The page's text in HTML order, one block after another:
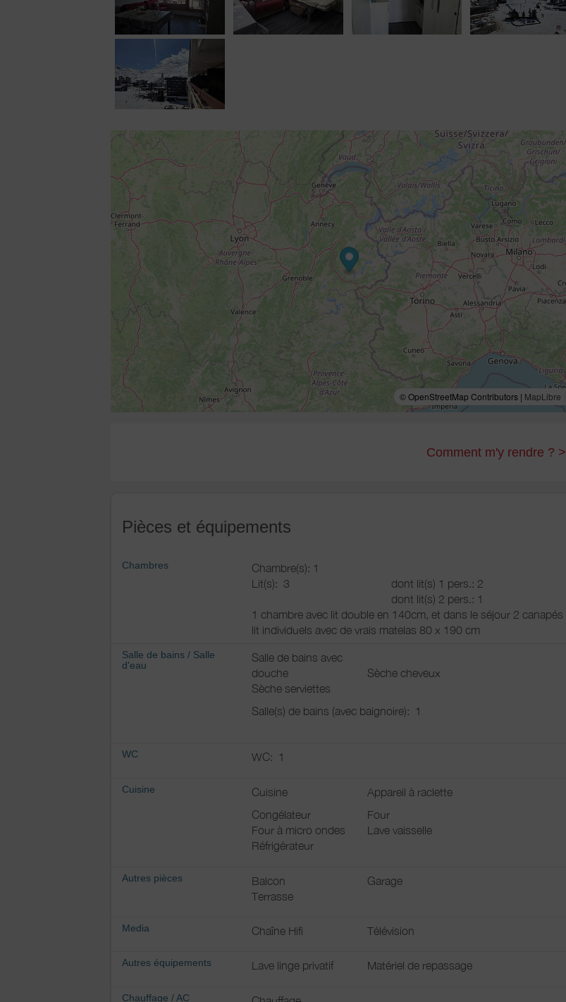
© OpenStreetMap Contributors | MapLibre
Comment m'y rendre ? >
Pièces et équipements
Chambres
Chambre(s): 1
Lit(s): 3
dont lit(s) 1 pers.: 2
dont lit(s) 2 pers.: 1
1 chambre avec lit double en 140cm, et dans le séjour 2 canapés
lit individuels avec de vrais matelas 80 x 190 cm
Salle de bains / Salle
d'eau
Salle de bains avec
douche
Sèche cheveux
Sèche serviettes
Salle(s) de bains (avec baignoire):
1
WC WC: 1
Cuisine Cuisine
Appareil à raclette
Congélateur
Four
Four à micro ondes
Lave vaisselle
Réfrigérateur
Autres pièces Balcon
Garage
Terrasse
Media Chaîne Hifi Télévision
Autres équipements Lave linge privatif Matériel de repassage
Chauffage / AC